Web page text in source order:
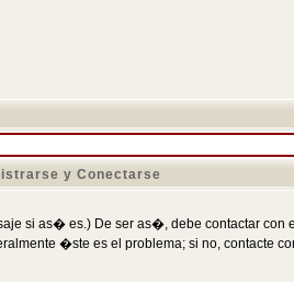
y Conectarse
si as� es.) De ser as�, debe contactar
�ste es el problema; si no, contacte